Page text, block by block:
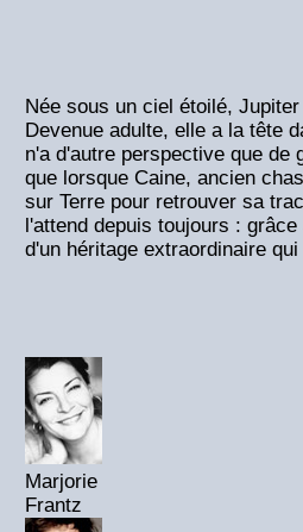
Née sous un ciel étoilé,
Devenue adulte, elle a la tête
n'a d'autre perspective que de
que lorsque Caine, ancien
sur Terre pour retrouver sa
l'attend depuis toujours :
d'un héritage extraordinaire
Marjorie
Frantz